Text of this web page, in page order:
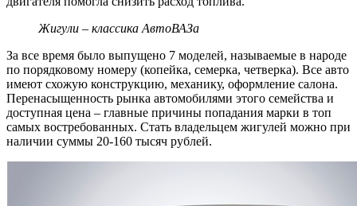
Жигули – классика АвтоВАЗа
За все время было выпущено 7 моделей, называемые в народе
по порядковому номеру (копейка, семерка, четверка). Все авто
имеют схожую конструкцию, механику, оформление салона.
Перенасыщенность рынка автомобилями этого семейства и
доступная цена – главные причины попадания марки в топ
самых востребованных. Стать владельцем жигулей можно при
наличии суммы 20-160 тысяч рублей.